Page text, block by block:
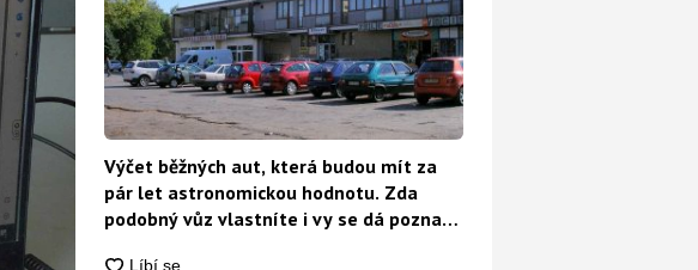
Výčet běžných aut, která budou mít za
pár let astronomickou hodnotu. Zda
podobný vůz vlastníte i vy se dá poznat